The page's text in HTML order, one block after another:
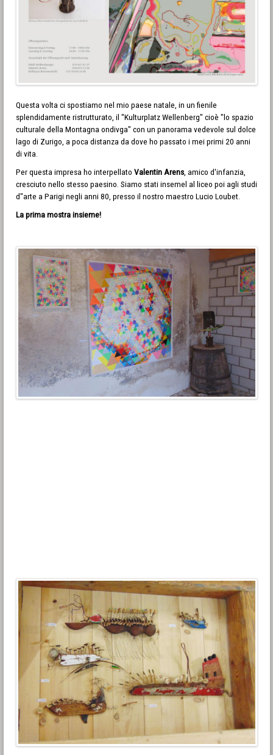
Questa volta ci spostiamo nel mio paese natale, in un fienile
splendidamente ristrutturato, il "Kulturplatz Wellenberg" cioè "lo spazio
culturale della Montagna ondivga" con un panorama vedevole sul dolce
lago di Zurigo, a poca distanza da dove ho passato i mei primi 20 anni
di vita.
Per questa impresa ho interpellato Valentin Arens, amico d'infanzia,
cresciuto nello stesso paesino. Siamo stati insemel al liceo poi agli studi
d"arte a Parigi negli anni 80, presso il nostro maestro Lucio Loubet.
La prima mostra insieme!